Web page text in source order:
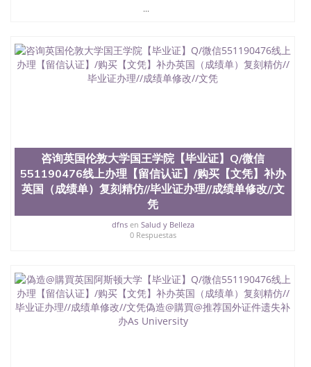
University）成绩单圣何塞州立大学文凭（San Jose
State University）圣何塞州立大学（San Jose State
University）圣何塞州立大学（San Jose State
University）圣何塞州立大学（ San Jose State
State University）圣何塞州立大学学历（ San Jose
State University）圣何塞州立大学学历（San Jose
State University）圣何塞州立大学学历（San Jose
State University）圣 塞州立大学学历（San Jose
State University）圣何塞州立大学（San Jose State
University）圣何塞州立大学（San Jose State
University）圣何塞州立大学（San Jose State
University）圣何塞州立大学（San Jose State
University）圣何塞州立大学学位证（San Jose State
University）圣何塞州立大学（San Jose State
University）圣何塞州立大学（San Jose State
University）圣何塞州立大学（San Jose State
...
咨询英国伦敦大学国王学院【毕业证】Q/微信
551190476线上办理【留信认证】/购买【文凭】补办
英国（成绩单）复刻精仿//毕业证办理//成绩单修改//文
凭
dfnsen Salud y Belleza
0 Respuestas